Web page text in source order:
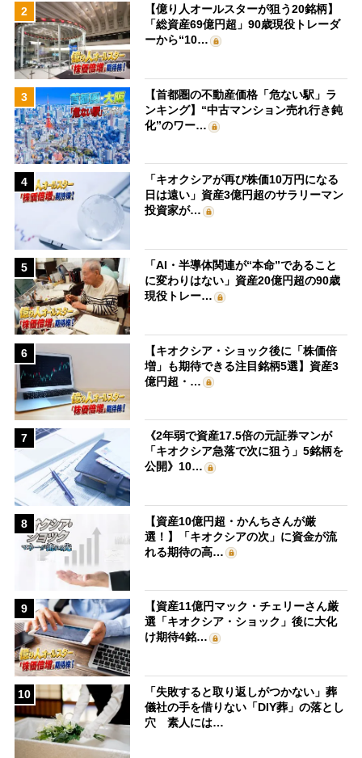
2
【億り人オールスターが狙う20銘柄】
「総資産69億円超」90歳現役トレーダ
ーから“10…
3
【首都圏の不動産価格「危ない駅」ラ
ンキング】“中古マンション売れ行き鈍
化”のワー…
4
「キオクシアが再び株価10万円になる
日は遠い」資産3億円超のサラリーマン
投資家が…
5
「AI・半導体関連が“本命”であること
に変わりはない」資産20億円超の90歳
現役トレー…
6
【キオクシア・ショック後に「株価倍
増」も期待できる注目銘柄5選】資産3
億円超・…
7
《2年弱で資産17.5倍の元証券マンが
「キオクシア急落で次に狙う」5銘柄を
公開》10…
8
【資産10億円超・かんちさんが厳
選！】「キオクシアの次」に資金が流
れる期待の高…
9
【資産11億円マック・チェリーさん厳
選「キオクシア・ショック」後に大化
け期待4銘…
10
「失敗すると取り返しがつかない」葬
儀社の手を借りない「DIY葬」の落とし
穴 素人には…